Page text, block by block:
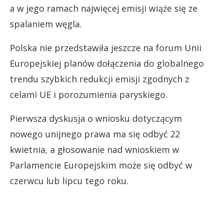
a w jego ramach najwięcej emisji wiąże się ze
spalaniem węgla.
Polska nie przedstawiła jeszcze na forum Unii
Europejskiej planów dołączenia do globalnego
trendu szybkich redukcji emisji zgodnych z
celami UE i porozumienia paryskiego.
Pierwsza dyskusja o wniosku dotyczącym
nowego unijnego prawa ma się odbyć 22
kwietnia, a głosowanie nad wnioskiem w
Parlamencie Europejskim może się odbyć w
czerwcu lub lipcu tego roku.